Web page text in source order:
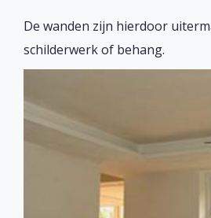
De wanden zijn hierdoor
schilderwerk of behang.